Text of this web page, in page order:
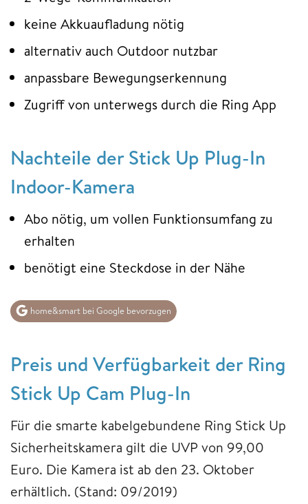
keine Akkuaufladung nötig
alternativ auch Outdoor nutzbar
anpassbare Bewegungserkennung
Zugriff von unterwegs durch die Ring App
Nachteile der Stick Up Plug-In
Indoor-Kamera
Abo nötig, um vollen Funktionsumfang zu
erhalten
benötigt eine Steckdose in der Nähe
home&smart bei Google bevorzugen
Preis und Verfügbarkeit der Ring
Stick Up Cam Plug-In
Für die smarte kabelgebundene Ring Stick Up
Sicherheitskamera gilt die UVP von 99,00
Euro. Die Kamera ist ab den 23. Oktober
erhältlich. (Stand: 09/2019)